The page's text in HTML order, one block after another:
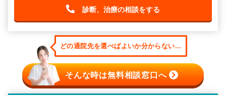
診断、治療の相談をする
どの通院先を選べばよいか分からない...
そんな時は無料相談窓口へ